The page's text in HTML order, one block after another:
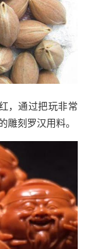
，通过把玩非常
雕刻罗汉用料。